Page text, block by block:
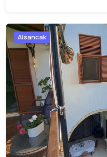
Alsancak